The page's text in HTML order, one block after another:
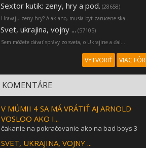
Sextor kutik: zeny, hry a pod. (28658)
Hravaju zeny hry? A ak ano, musia byt zarucene ska...
Svet, ukrajina, vojny ... (57105)
Sem môžete dávať správy zo sveta, o Ukrajine a ďal...
VYTVORIŤ VIAC FÓR
KOMENTÁRE
V MÚMII 4 SA MÁ VRÁTIŤ AJ ARNOLD
VOSLOO AKO I...
čakanie na pokračovanie ako na bad boys 3
SVET, UKRAJINA, VOJNY ...